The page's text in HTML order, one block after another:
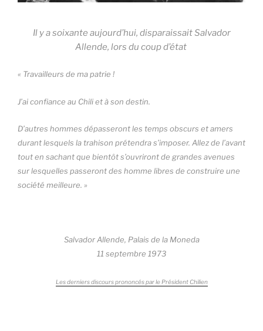
Il y a soixante aujourd’hui, disparaissait Salvador
Allende, lors du coup d’état
« Travailleurs de ma patrie !
J’ai confiance au Chili et à son destin.
D’autres hommes dépasseront les temps obscurs et amers
durant lesquels la trahison prétendra s’imposer. Allez de l’avant
tout en sachant que bientôt s’ouvriront de grandes avenues
sur lesquelles passeront des homme libres de construire une
société meilleure. »
Salvador Allende, Palais de la Moneda
11 septembre 1973
Les derniers discours prononcés par le Président Chilien